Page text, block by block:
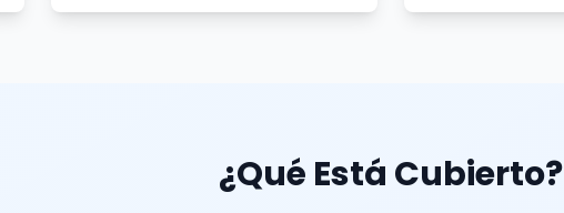
¿Qué Está Cubierto?